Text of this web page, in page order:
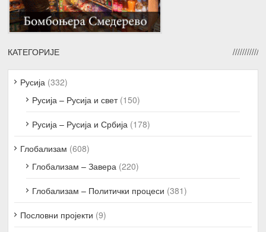
КАТЕГОРИЈЕ
Русија (332)
Русија – Русија и свет(150)
Русија – Русија и Србија (178)
Глобализам (608)
Глобализам – Завера (220)
Глобализам – Политички процеси (381)
Пословни пројекти (9)